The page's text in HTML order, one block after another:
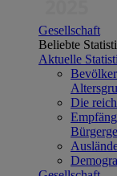
Gesellschaft
Beliebte
Aktuelle
Die